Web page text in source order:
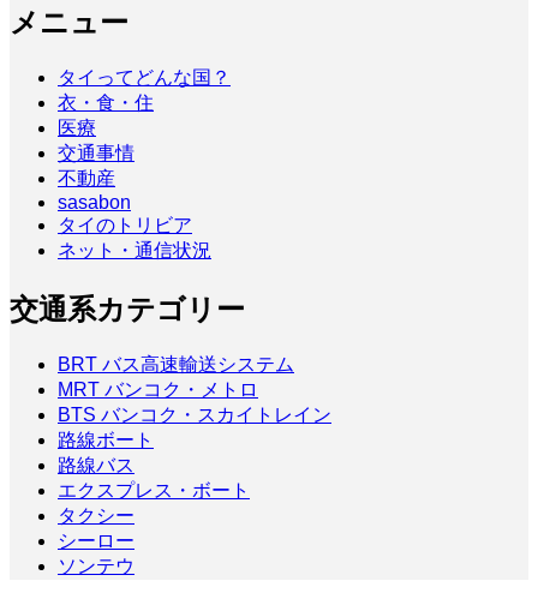
メニュー
タイってどんな国？
衣・食・住
医療
交通事情
不動産
sasabon
タイのトリビア
ネット・通信状況
交通系カテゴリー
BRT バス高速輸送システム
MRT バンコク・メトロ
BTS バンコク・スカイトレイン
路線ボート
路線バス
エクスプレス・ボート
タクシー
シーロー
ソンテウ